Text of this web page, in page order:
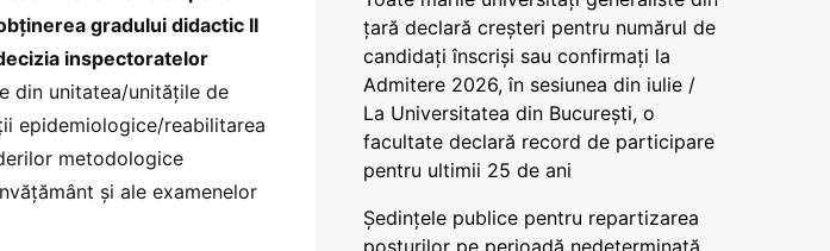
gradului didactic II
inspectoratelor
din unitatea/unitățile de
epidemiologice/reabilitarea
metodologice
și ale examenelor
țară declară creșteri pentru numărul de
candidați înscriși sau confirmați la
Admitere 2026, în sesiunea din iulie /
La Universitatea din București, o
facultate declară record de participare
pentru ultimii 25 de ani
Ședințele publice pentru repartizarea
posturilor pe perioadă nedeterminată